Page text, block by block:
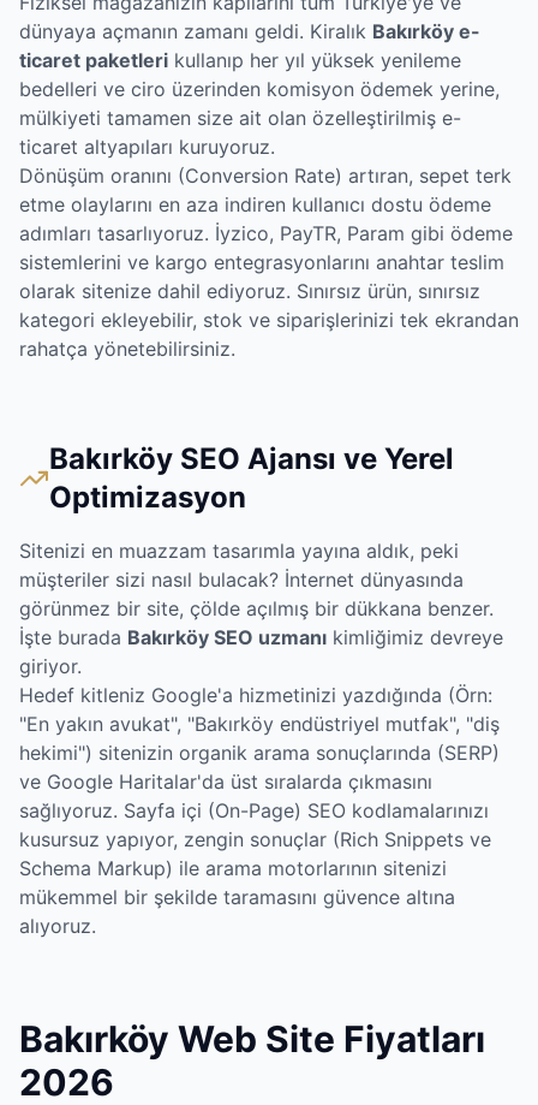
dünyaya açmanın zamanı geldi. Kiralık Bakırköy e-
ticaret paketleri kullanıp her yıl yüksek yenileme
bedelleri ve ciro üzerinden komisyon ödemek yerine,
mülkiyeti tamamen size ait olan özelleştirilmiş e-
ticaret altyapıları kuruyoruz.
Dönüşüm oranını (Conversion Rate) artıran, sepet terk
etme olaylarını en aza indiren kullanıcı dostu ödeme
adımları tasarlıyoruz. İyzico, PayTR, Param gibi ödeme
sistemlerini ve kargo entegrasyonlarını anahtar teslim
olarak sitenize dahil ediyoruz. Sınırsız ürün, sınırsız
kategori ekleyebilir, stok ve siparişlerinizi tek ekrandan
rahatça yönetebilirsiniz.
Bakırköy SEO Ajansı ve Yerel
Optimizasyon
Sitenizi en muazzam tasarımla yayına aldık, peki
müşteriler sizi nasıl bulacak? İnternet dünyasında
görünmez bir site, çölde açılmış bir dükkana benzer.
İşte burada Bakırköy SEO uzmanı kimliğimiz devreye
giriyor.
Hedef kitleniz Google'a hizmetinizi yazdığında (Örn:
"En yakın avukat", "Bakırköy endüstriyel mutfak", "diş
hekimi") sitenizin organik arama sonuçlarında (SERP)
ve Google Haritalar'da üst sıralarda çıkmasını
sağlıyoruz. Sayfa içi (On-Page) SEO kodlamalarınızı
kusursuz yapıyor, zengin sonuçlar (Rich Snippets ve
Schema Markup) ile arama motorlarının sitenizi
mükemmel bir şekilde taramasını güvence altına
alıyoruz.
Bakırköy Web Site Fiyatları
2026